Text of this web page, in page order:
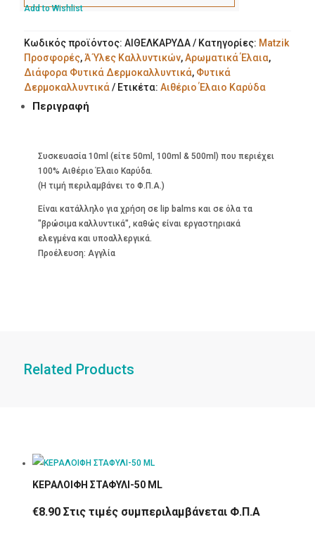
Add to Wishlist
Κωδικός προϊόντος: ΑΙΘΕΛΚΑΡΥΔΑ Κατηγορίες: Matzik
Προσφορές,Ά Ύλες Καλλυντικών,Αρωματικά Έλαια,
Διάφορα Φυτικά Δερμοκαλλυντικά, Φυτικά
Δερμοκαλλυντικά
Ετικέτα: Αιθέριο Έλαιο Καρύδα
Περιγραφή
Συσκευασία 10ml (είτε 50ml, 100ml & 500ml) που περιέχει
100% Αιθέριο Έλαιο Καρύδα.
(Η τιμή περιλαμβάνει το Φ.Π.Α.)
Είναι κατάλληλο για χρήση σε lip balms και σε όλα τα
"βρώσιμα καλλυντικά", καθώς είναι εργαστηριακά
ελεγμένα και υποαλλεργικά.
Προέλευση: Αγγλία
Related Products
ΚΕΡΑΛΟΙΦΗ ΣΤΑΦΥΛΙ-50 ML
€8.90 Στις τιμές συμπεριλαμβάνεται Φ.Π.Α